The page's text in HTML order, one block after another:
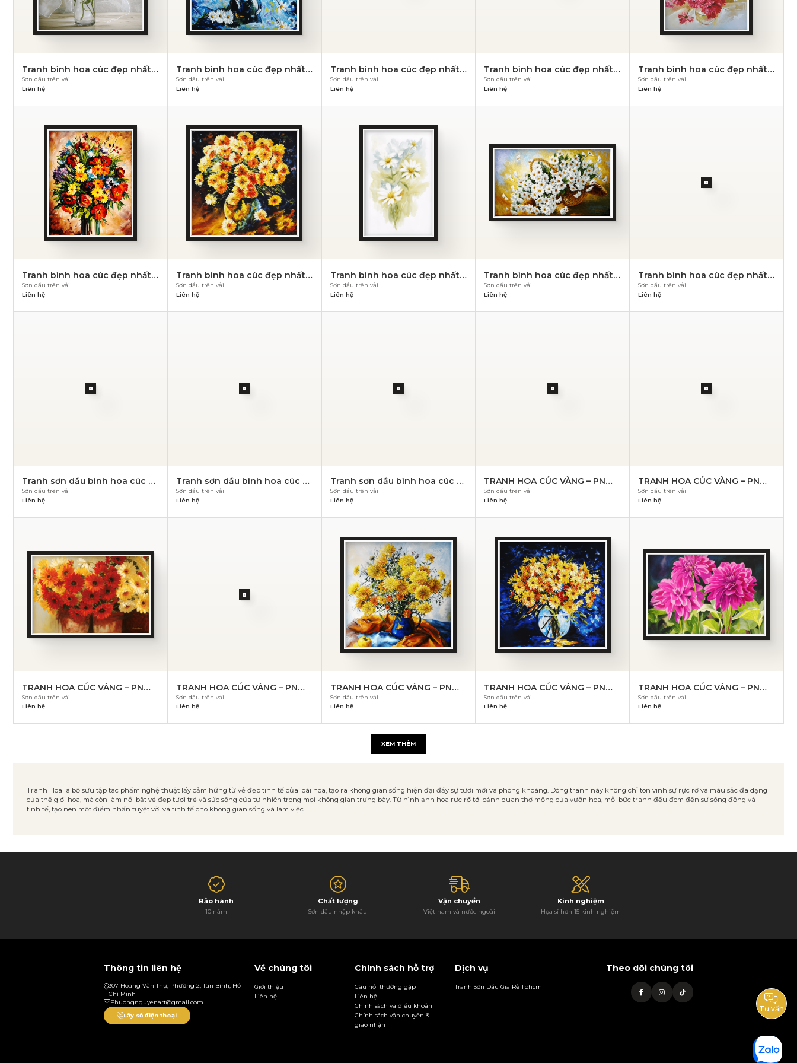
Tranh bình hoa cúc đẹp nhất –
PN 854
Sơn dầu trên vải
Liên hệ
Tranh bình hoa cúc đẹp nhất –
PN 853
Sơn dầu trên vải
Liên hệ
Tranh bình hoa cúc đẹp nhất –
PN 852
Sơn dầu trên vải
Liên hệ
Tranh bình hoa cúc đẹp nhất –
PN 851
Sơn dầu trên vải
Liên hệ
Tranh bình hoa cúc đẹp nhất –
PN 850
Sơn dầu trên vải
Liên hệ
Tranh bình hoa cúc đẹp nhất –
PN 849
Sơn dầu trên vải
Liên hệ
Tranh bình hoa cúc đẹp nhất –
PN 848
Sơn dầu trên vải
Liên hệ
Tranh bình hoa cúc đẹp nhất –
PN 847
Sơn dầu trên vải
Liên hệ
Tranh bình hoa cúc đẹp nhất –
PN 846
Sơn dầu trên vải
Liên hệ
Tranh bình hoa cúc đẹp nhất –
PN 845
Sơn dầu trên vải
Liên hệ
Tranh sơn dầu bình hoa cúc –
PN 844
Sơn dầu trên vải
Liên hệ
Tranh sơn dầu bình hoa cúc –
PN 843
Sơn dầu trên vải
Liên hệ
Tranh sơn dầu bình hoa cúc –
PN 841
Sơn dầu trên vải
Liên hệ
TRANH HOA CÚC VÀNG – PN
840
Sơn dầu trên vải
Liên hệ
TRANH HOA CÚC VÀNG – PN
838
Sơn dầu trên vải
Liên hệ
TRANH HOA CÚC VÀNG – PN
837
Sơn dầu trên vải
Liên hệ
TRANH HOA CÚC VÀNG – PN
836
Sơn dầu trên vải
Liên hệ
TRANH HOA CÚC VÀNG – PN
835
Sơn dầu trên vải
Liên hệ
TRANH HOA CÚC VÀNG – PN
834
Sơn dầu trên vải
Liên hệ
TRANH HOA CÚC VÀNG – PN
833
Sơn dầu trên vải
Liên hệ
XEM THÊM
Tranh Hoa là bộ sưu tập tác phẩm nghệ thuật lấy cảm hứng từ vẻ đẹp tinh tế của loài hoa, tạo ra không gian sống hiện đại đầy sự tươi mới và phóng khoáng. Dòng tranh này không chỉ tôn vinh sự rực rỡ và màu sắc đa dạng
của thế giới hoa, mà còn làm nổi bật vẻ đẹp tươi trẻ và sức sống của tự nhiên trong mọi không gian trưng bày. Từ hình ảnh hoa rực rỡ tới cảnh quan thơ mộng của vườn hoa, mỗi bức tranh đều đem đến sự sống động và
tinh tế, tạo nên một điểm nhấn tuyệt vời và tinh tế cho không gian sống và làm việc.
Bảo hành
10 năm
Chất lượng
Sơn dầu nhập khẩu
Vận chuyển
Việt nam và nước ngoài
Kinh nghiệm
Họa sĩ hơn 15 kinh nghiệm
Thông tin liên hệ
307 Hoàng Văn Thụ, Phường 2, Tân Bình, Hồ
Chí Minh
Phuongnguyenart@gmail.com
Lấy số điện thoại
Về chúng tôi
Giới thiệu
Liên hệ
Chính sách hỗ trợ
Câu hỏi thường gặp
Liên hệ
Chính sách và điều khoản
Chính sách vận chuyển &
giao nhận
Dịch vụ
Tranh Sơn Dầu Giá Rẻ Tphcm
Theo dõi chúng tôi
Tư vấn